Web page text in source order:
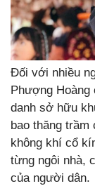
Đối với nhiều
Phượng
danh sở hữu
bao thăng
không khí cổ
từng ngôi nhà,
của người dân.